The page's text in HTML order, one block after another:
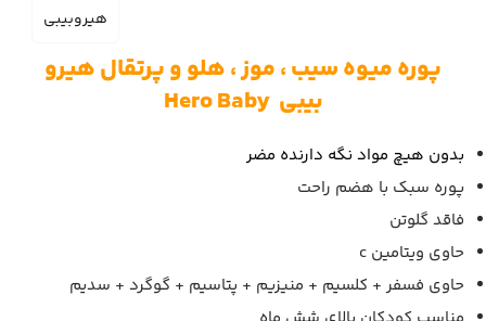
هیروبیبی
پوره میوه سیب ، موز ، هلو و پرتقال هیرو
بیبی Hero Baby
بدون هیچ مواد نگه دارنده مضر
پوره سبک با هضم راحت
فاقد گلوتن
حاوی ویتامین c
حاوی فسفر + کلسیم + منیزیم + پتاسیم + گوگرد + سدیم